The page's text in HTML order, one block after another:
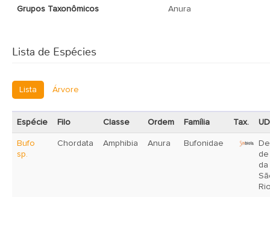
Grupos Taxonômicos Anura
Lista de Espécies
Lista Árvore
Espécie Filo Classe Ordem Família Tax. UD
Bufo
sp.
Chordata Amphibia Anura Bufonidae
da